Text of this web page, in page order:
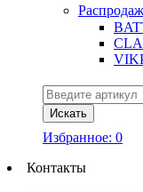
Избранное: 0
Контакты